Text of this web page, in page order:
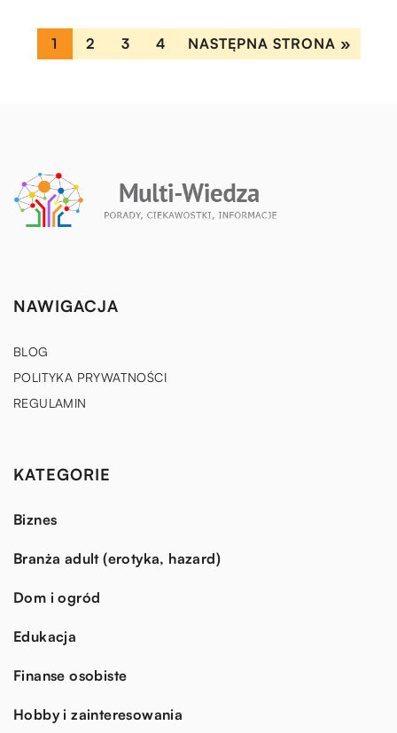
1 2 3 4 NASTĘPNA STRONA »
NAWIGACJA
BLOG
POLITYKA PRYWATNOŚCI
REGULAMIN
KATEGORIE
Biznes
Branża adult (erotyka, hazard)
Dom i ogród
Edukacja
Finanse osobiste
Hobby i zainteresowania